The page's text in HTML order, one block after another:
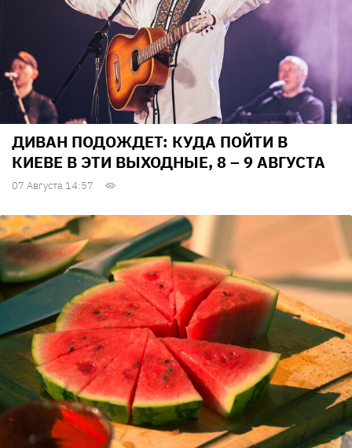
ДИВАН ПОДОЖДЕТ: КУДА ПОЙТИ В
КИЕВЕ В ЭТИ ВЫХОДНЫЕ, 8 – 9 АВГУСТА
07 Августа 14:57